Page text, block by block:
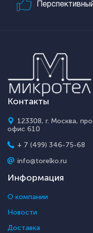
Контакты
123308, г. Москва,
офис 610
+ 7 (499) 346-75-68
info@torelko.ru
Информация
О компании
Новости
Доставка